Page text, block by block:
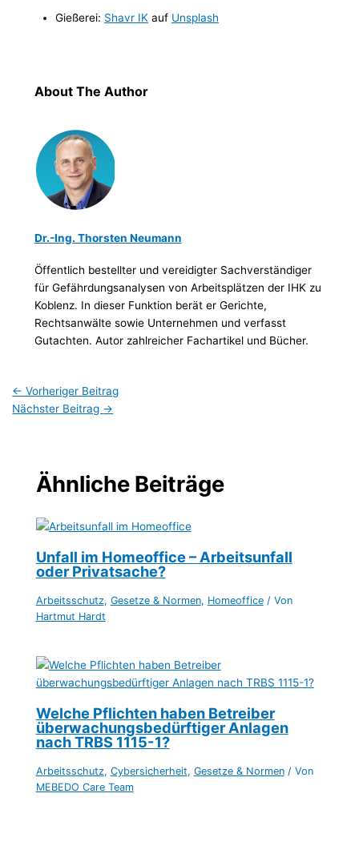
Gießerei: Shavr IK auf Unsplash
About The Author
Dr.-Ing. Thorsten Neumann
Öffentlich bestellter und vereidigter Sachverständiger
für Gefährdungsanalysen von Arbeitsplätzen der IHK zu
Koblenz. In dieser Funktion berät er Gerichte,
Rechtsanwälte sowie Unternehmen und verfasst
Gutachten. Autor zahlreicher Fachartikel und Bücher.
← Vorheriger Beitrag
Nächster Beitrag →
Ähnliche Beiträge
Unfall im Homeoffice – Arbeitsunfall
oder Privatsache?
Arbeitsschutz, Gesetze & Normen, Homeoffice/ Von
Hartmut Hardt
Welche Pflichten haben Betreiber
überwachungsbedürftiger Anlagen
nach TRBS 1115-1?
Arbeitsschutz, Cybersicherheit, Gesetze & Normen/ Von
MEBEDO Care Team